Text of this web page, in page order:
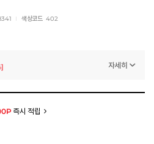
색상코드 402
자세히
금액과는 차이가 있을 수 있습니다.
즉시 적립